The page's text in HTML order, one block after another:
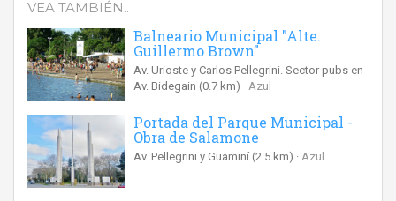
VEA TAMBIÉN..
Balneario Municipal "Alte.
Guillermo Brown"
Av. Urioste y Carlos Pellegrini. Sector pubs en
Av. Bidegain (0.7 km) Azul
Portada del Parque Municipal -
Obra de Salamone
Av. Pellegrini y Guaminí (2.5 km) Azul